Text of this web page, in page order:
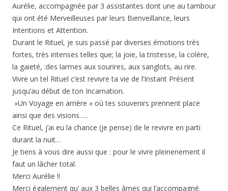
Aurélie, accompagnée par 3 assistantes dont une au tambour
qui ont été Merveilleuses par leurs Bienveillance, leurs
Intentions et Attention.
Durant le Rituel, je suis passé par diverses émotions très
fortes, très intenses telles que; la joie, la tristesse, la colère,
la gaieté, :des larmes aux sourires, aux sanglots, au rire.
Vivre un tel Rituel c’est revivre ta vie de l’Instant Présent
jusqu’au début de ton Incarnation.
»Un Voyage en arrière » où tes souvenirs prennent place
ainsi que des visions…..
Ce Rituel, j’ai eu la chance (je pense) de le revivre en parti
durant la nuit…
Je tiens à vous dire aussi que : pour le vivre pleinenement il
faut un lâcher total.
Merci Aurélie !!
Merci également qu’ aux 3 belles âmes qui l’accompagné.